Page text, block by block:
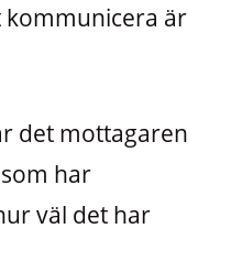
kommunicera är
det mottagaren
har
väl det har